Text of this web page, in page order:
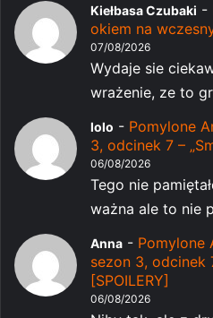
Kiełbasa Czubaki -
okiem na
07/08/2026
Wydaje sie
wrażenie, ze to
lolo - Pomylone
3, odcinek 7 –
06/08/2026
Tego nie
ważna ale to nie
Anna - Pomylone
sezon 3, odcinek
[SPOILERY]
06/08/2026